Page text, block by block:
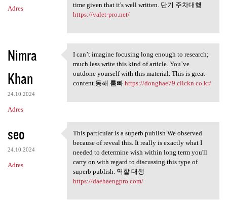
Adres
time given that it's well written. 단기 주차대행
https://valet-pro.net/
Nimra
Khan
24.10.2024
Adres
I can’t imagine focusing long
I can’t imagine focusing long enough to research;
much less write this kind of article. You’ve
outdone yourself with this material. This is great
content.동해 룸빠 https://donghae79.clickn.co.kr/
seo
24.10.2024
Adres
This particular is a superb
This particular is a superb publish We observed
because of reveal this. It really is exactly what I
needed to determine wish within long term you'll
carry on with regard to discussing this type of
superb publish. 역할 대행
https://daehaengpro.com/